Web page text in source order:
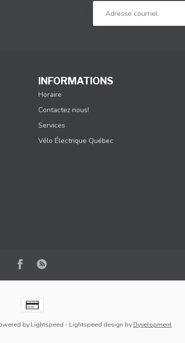
INFORMATIONS
Horaire
Contactez nous!
Services
Vélo Électrique Québec
by Lightspeed - Lightspeed design by Dyvelopment